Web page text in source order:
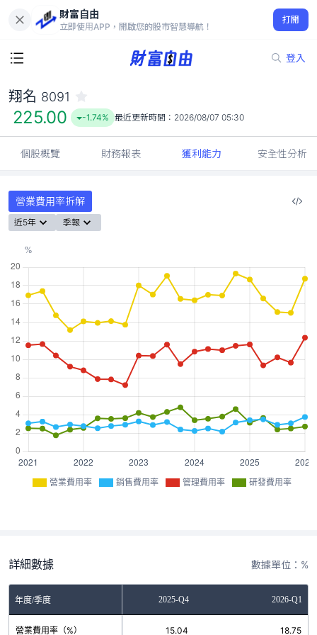
財富自由
立即使用APP，開啟您的股市智慧導航！
打開
登入
225.00
-1.74%
翔名 8091
225.00 -1.74% 最近更新時間： 2026/08/07 05:30
個股概覽 財務報表 獲利能力 安全性分析
營業費用率拆解
近5年 季報
營業費用率 銷售費用率 管理費用率 研發費用率
詳細數據 數據單位：%
年度/季度2025-Q3 2025-Q4 2026-Q1
營業費用率（%）
15.14 15.04 18.75